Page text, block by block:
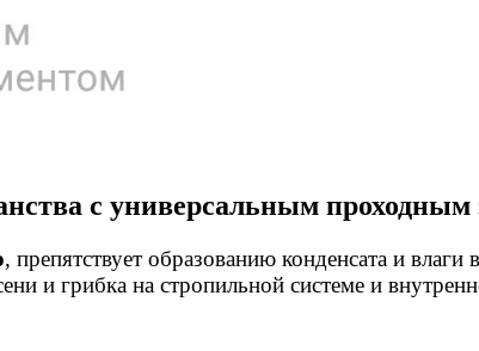
с универсальным проходным
, препятствует образованию конденсата и
и грибка на стропильной системе и